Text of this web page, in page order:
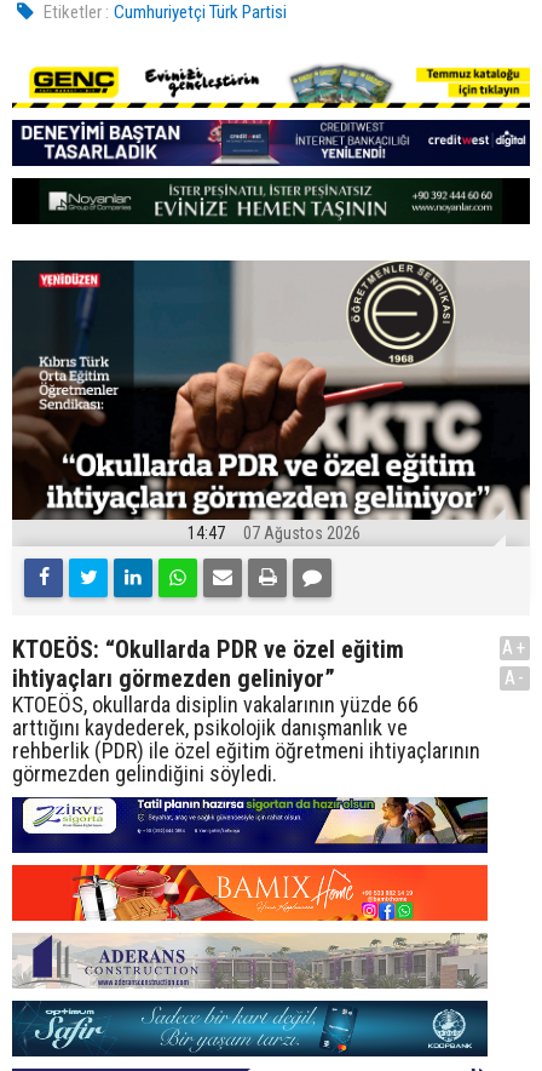
Etiketler : Cumhuriyetçi Türk Partisi
14:47 07 Ağustos 2026
KTOEÖS: “Okullarda PDR ve özel eğitim
ihtiyaçları görmezden geliniyor”
KTOEÖS, okullarda disiplin vakalarının yüzde 66
arttığını kaydederek, psikolojik danışmanlık ve
rehberlik (PDR) ile özel eğitim öğretmeni ihtiyaçlarının
görmezden gelindiğini söyledi.
A+
A-